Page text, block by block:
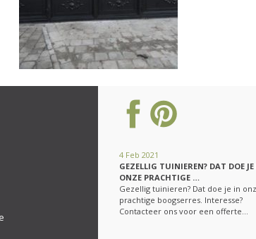
4 Feb 2021
GEZELLIG TUINIEREN? DAT DOE
ONZE PRACHTIGE …
Gezellig tuinieren? Dat doe je in
prachtige boogserres. Interesse?
Contacteer ons voor een offerte…